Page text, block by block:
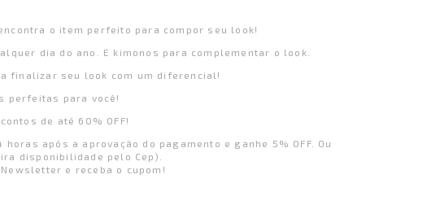
o item perfeito para compor seu look!
dia do ano. E kimonos para complementar o look.
finalizar seu look com um diferencial!
perfeitas para você!
de até 60% OFF!
após a aprovação do pagamento e ganhe 5% OFF. Ou
disponibilidade pelo Cep).
e receba o cupom!